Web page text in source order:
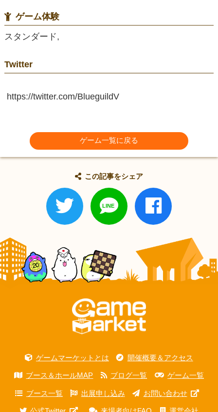
ゲーム体験
スタンダード,
Twitter
https://twitter.com/BlueguildV
ゲーム一覧に戻る
この記事をシェア
ゲームマーケットとは 開催概要＆アクセス
ブース＆ホールMAP ブログ一覧 ゲーム一覧
ブース一覧 出展申し込み お問い合わせ